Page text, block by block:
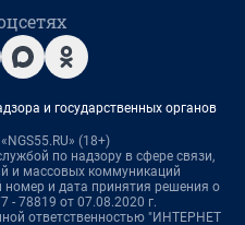
и государственных органов
(18+)
по надзору в сфере связи,
и массовых коммуникаций
и дата принятия решения о
- 78819 от 07.08.2020 г.
ответственностью "ИНТЕРНЕТ